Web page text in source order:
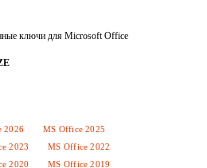
ключи для Microsoft Office
2026
MS Office 2025
2023
MS Office 2022
2020
MS Office 2019